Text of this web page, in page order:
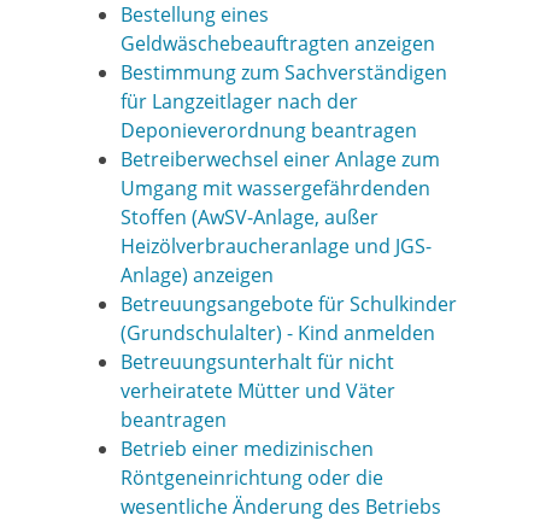
Bestellung eines
Geldwäschebeauftragten anzeigen
Bestimmung zum Sachverständigen
für Langzeitlager nach der
Deponieverordnung beantragen
Betreiberwechsel einer Anlage zum
Umgang mit wassergefährdenden
Stoffen (AwSV-Anlage, außer
Heizölverbraucheranlage und JGS-
Anlage) anzeigen
Betreuungsangebote für Schulkinder
(Grundschulalter) - Kind anmelden
Betreuungsunterhalt für nicht
verheiratete Mütter und Väter
beantragen
Betrieb einer medizinischen
Röntgeneinrichtung oder die
wesentliche Änderung des Betriebs